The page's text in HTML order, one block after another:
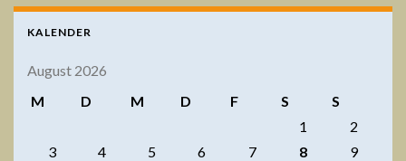
KALENDER
August 2026
M
D M D F S
S
1
2
3
4 5 6 7 8
9